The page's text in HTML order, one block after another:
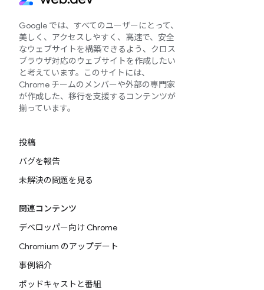
Google では、すべてのユーザーにとって、
美しく、アクセスしやすく、高速で、安全
なウェブサイトを構築できるよう、クロス
ブラウザ対応のウェブサイトを作成したい
と考えています。このサイトには、
Chrome チームのメンバーや外部の専門家
が作成した、移行を支援するコンテンツが
揃っています。
投稿
バグを報告
未解決の問題を見る
関連コンテンツ
デベロッパー向け Chrome
Chromium のアップデート
事例紹介
ポッドキャストと番組